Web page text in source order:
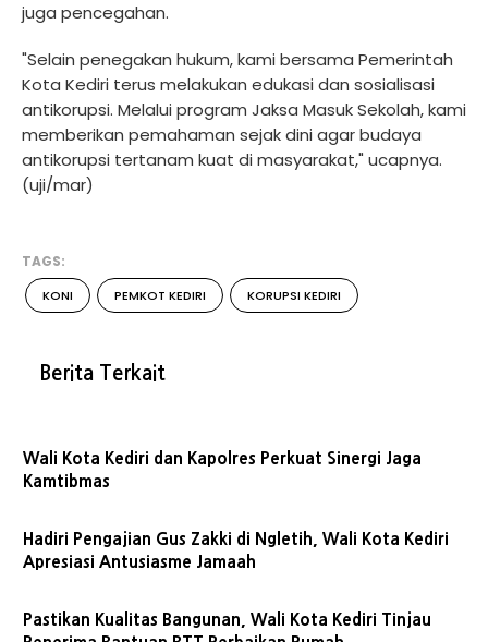
juga pencegahan.
"Selain penegakan hukum, kami bersama Pemerintah
Kota Kediri terus melakukan edukasi dan sosialisasi
antikorupsi. Melalui program Jaksa Masuk Sekolah, kami
memberikan pemahaman sejak dini agar budaya
antikorupsi tertanam kuat di masyarakat," ucapnya.
(uji/mar)
TAGS:
KONI PEMKOT KEDIRI KORUPSI KEDIRI
Berita Terkait
Wali Kota Kediri dan Kapolres Perkuat Sinergi Jaga
Kamtibmas
Hadiri Pengajian Gus Zakki di Ngletih, Wali Kota Kediri
Apresiasi Antusiasme Jamaah
Pastikan Kualitas Bangunan, Wali Kota Kediri Tinjau